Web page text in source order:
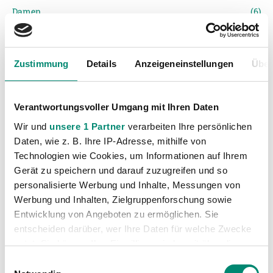
Zustimmung Details Anzeigeneinstellungen
Verantwortungsvoller Umgang mit Ihren Daten
Wir und unsere 1 Partner verarbeiten Ihre persönlichen
Daten, wie z. B. Ihre IP-Adresse, mithilfe von
Technologien wie Cookies, um Informationen auf Ihrem
Gerät zu speichern und darauf zuzugreifen und so
personalisierte Werbung und Inhalte, Messungen von
Werbung und Inhalten, Zielgruppenforschung sowie
Entwicklung von Angeboten zu ermöglichen. Sie
entscheiden darüber, wer Ihre Daten für welche Zwecke
nutzt. Sie können Ihre Einwilligung jederzeit über die
Damen
(6)
Junge Wikinger Ried
(413)
Nachwuchs
(74)
Profis
(1315)
Unkategorisiert
VORIGER NEWSEINTRAG
Ticketverkauf für das U21-Qualispiel Österreich – Norwegen in der „josko ARENA“
NÄCHSTER NEWSEINTRAG
Erfolgreicher Länderspielabend in der josko ARENA